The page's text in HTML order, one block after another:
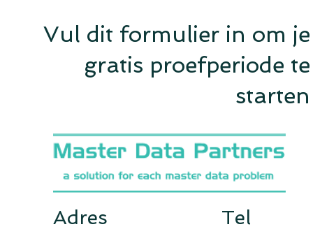
Vul dit formulier in om je
gratis proefperiode te
starten
Adres Tel